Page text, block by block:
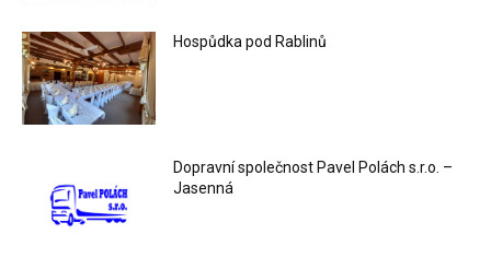
Hospůdka pod Rablinů
Dopravní společnost Pavel Polách s.r.o. –
Jasenná